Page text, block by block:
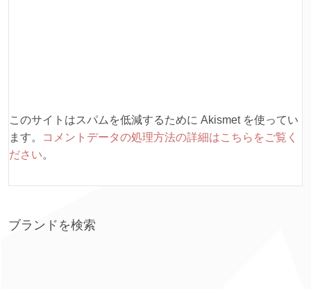
このサイトはスパムを低減するために Akismet を使ってい
ます。
コメントデータの処理方法の詳細はこちらをご覧く
ださい。
ブランドを検索